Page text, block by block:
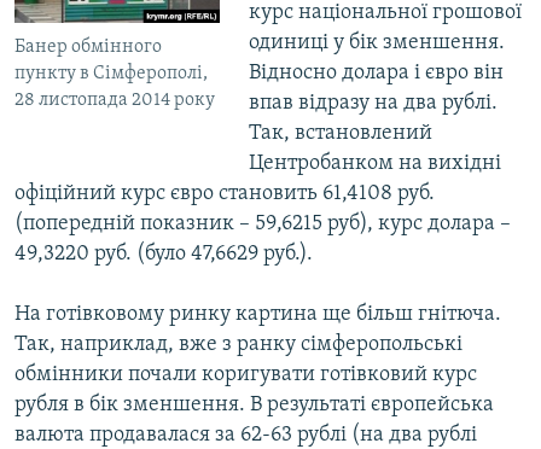
Банер обмінного
пункту в Сімферополі,
28 листопада 2014 року
курс національної грошової
одиниці у бік зменшення.
Відносно долара і євро він
впав відразу на два рублі.
Так, встановлений
Центробанком на вихідні
офіційний курс євро становить 61,4108 руб.
(попередній показник – 59,6215 руб), курс долара –
49,3220 руб. (було 47,6629 руб.).
На готівковому ринку картина ще більш гнітюча.
Так, наприклад, вже з ранку сімферопольські
обмінники почали коригувати готівковий курс
рубля в бік зменшення. В результаті європейська
валюта продавалася за 62-63 рублі (на два рублі